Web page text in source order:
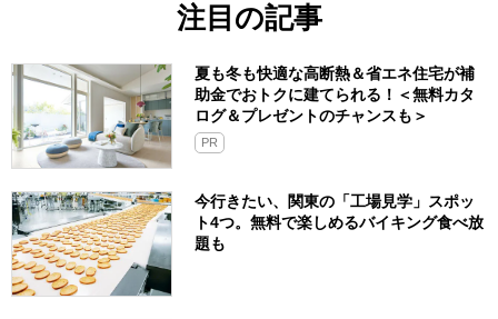
注目の記事
夏も冬も快適な高断熱＆省エネ住宅が補
助金でおトクに建てられる！＜無料カタ
ログ＆プレゼントのチャンスも＞
PR
今行きたい、関東の「工場見学」スポッ
ト4つ。無料で楽しめるバイキング食べ放
題も